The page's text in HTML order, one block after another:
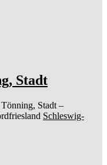
Stadt
Stadt –
Schleswig-